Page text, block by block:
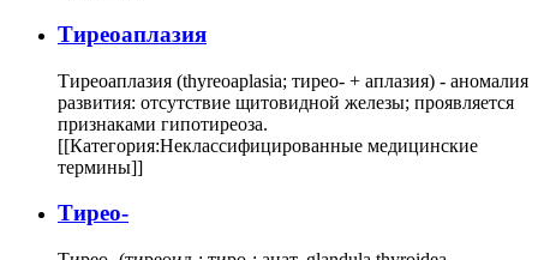
Тиреоаплазия
Тиреоаплазия (thyreoaplasia; тирео- + аплазия) - аномалия
развития: отсутствие щитовидной железы; проявляется
признаками гипотиреоза.
[[Категория:Неклассифицированные медицинские
термины]]
Тирео-